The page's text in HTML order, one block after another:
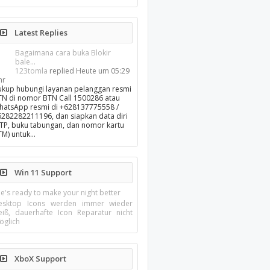
Latest Replies
Bagaimana cara buka Blokir
bale...
123tomla replied Heute um 05:29
hubungi layanan pelanggan resmi
di nomor BTN Call 1500286 atau
resmi di +628137775558 /
dan siapkan data diri
buku tabungan, dan nomor kartu
untuk…
Win 11 Support
ready to make your night better
Icons werden immer wieder
dauerhafte Icon Reparatur nicht
XboX Support